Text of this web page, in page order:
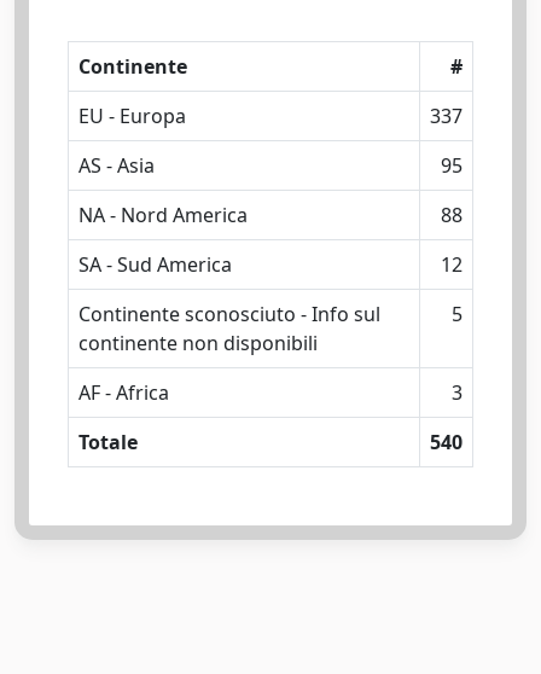
Continente
#
EU - Europa
337
AS - Asia
95
NA - Nord America
88
SA - Sud America
12
Continente sconosciuto - Info sul
continente non disponibili
5
AF - Africa
3
Totale
540